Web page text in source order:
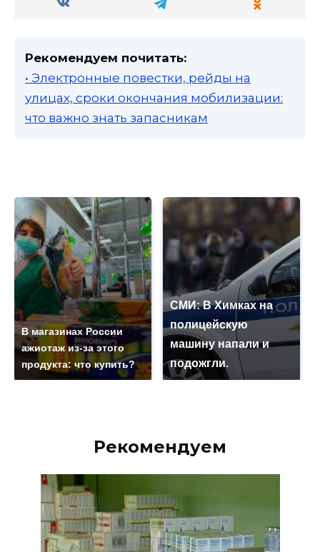
Рекомендуем почитать:
• Электронные повестки, рейды на
улицах, сроки окончания мобилизации:
что важно знать запасникам
В магазинах России
ажиотаж из-за этого
продукта: что купить?
СМИ: В Химках на
полицейскую
машину напали и
подожгли.
Рекомендуем